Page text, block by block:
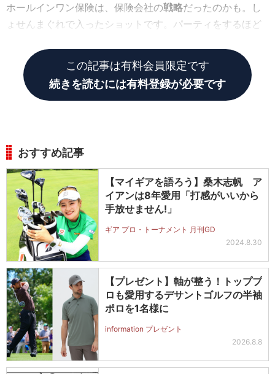
ホールインワン保険は、保険会社の戦略だったのかも。し
ょせんまぐれで入ったショットです。パーティをするほど
この記事は有料会員限定です
続きを読むには有料登録が必要です
おすすめ記事
【マイギアを語ろう】桑木志帆 ア
イアンは8年愛用「打感がいいから
手放せません!」
ギア プロ・トーナメント 月刊GD
2024.8.30
【プレゼント】軸が整う！トッププ
ロも愛用するデサントゴルフの半袖
ポロを1名様に
information プレゼント
2026.8.8